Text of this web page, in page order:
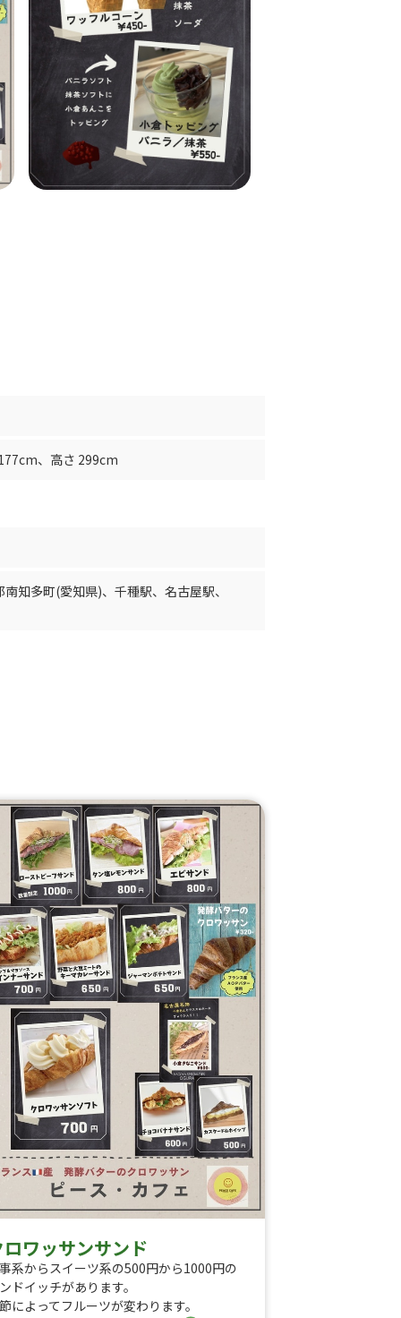
、 高さ 299cm
南知多町(愛知県)、 千種駅、 名古屋駅、
ワッサンサンド
系からスイーツ系の500円から1000円の
ドイッチがあります。
によってフルーツが変わります。